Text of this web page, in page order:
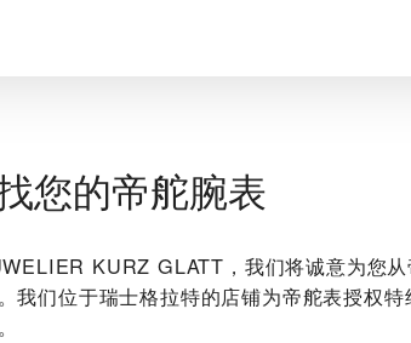
您的帝舵腕表
KURZ GLATT‬，我们将诚意为您
我们位于瑞士格拉特的店铺为帝舵表授权